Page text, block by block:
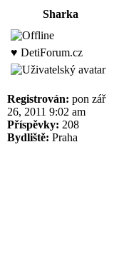
Sharka
♥ DetiForum.cz
Registrován: pon zář
26, 2011 9:02 am
Příspěvky: 208
Bydliště: Praha